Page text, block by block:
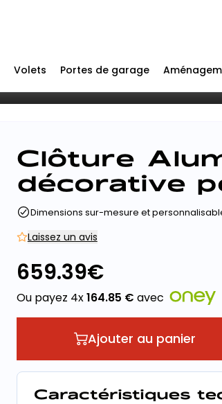
Volets Portes de garage
Clôture
décorative
Dimensions sur-mesure et
Laissez un avis
659.39€
Ou payez 4x164.85 € avec
Ajouter au panier
Caractéristiques